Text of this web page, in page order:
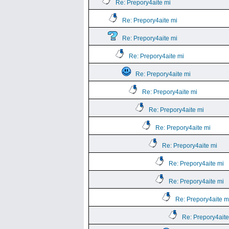
Re: Prepory4aite mi
Re: Prepory4aite mi
Re: Prepory4aite mi
Re: Prepory4aite mi
Re: Prepory4aite mi
Re: Prepory4aite mi
Re: Prepory4aite mi
Re: Prepory4aite mi
Re: Prepory4aite mi
Re: Prepory4aite mi
Re: Prepory4aite mi
Re: Prepory4aite
Re: